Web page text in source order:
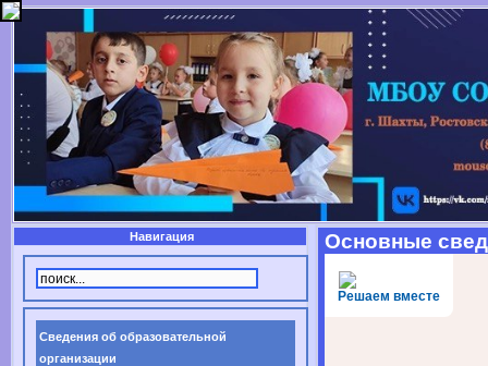
Навигация
Сведения об образовательной
организации
Основные
Решаем вместе